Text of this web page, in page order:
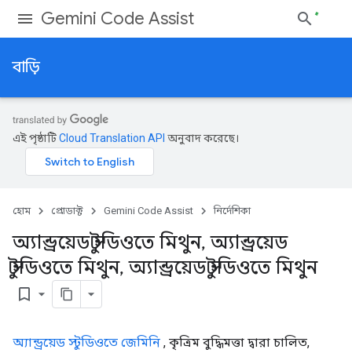
Gemini Code Assist
বাড়ি
এই পৃষ্ঠাটিCloud Translation API অনুবাদ করেছে।
হোম প্রোডাক্ট Gemini Code Assist নির্দেশিকা
অ্যান্ড্রয়েড স্টুডিওতে মিথুন, অ্যান্ড্রয়েড
স্টুডিওতে মিথুন, অ্যান্ড্রয়েড স্টুডিওতে মিথুন
bookmark_border
অ্যান্ড্রয়েড স্টুডিওতে জেমিনি , কৃত্রিম বুদ্ধিমত্তা দ্বারা চালিত,